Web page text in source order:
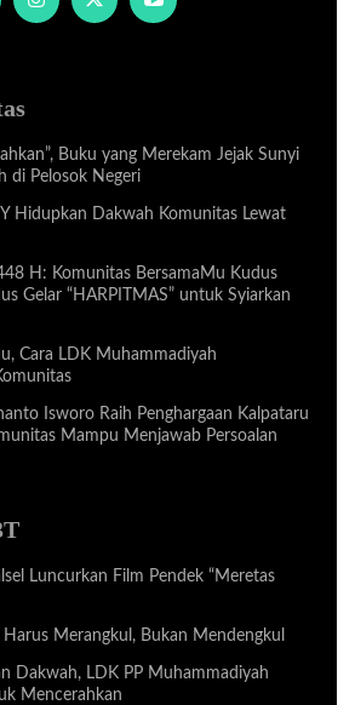
Buku yang Merekam Jejak Sunyi
di Pelosok Negeri
Hidupkan Dakwah Komunitas Lewat
H: Komunitas BersamaMu Kudus
Gelar “HARPITMAS” untuk Syiarkan
Cara LDK Muhammadiyah
Isworo Raih Penghargaan Kalpataru
Mampu Menjawab Persoalan
Luncurkan Film Pendek “Meretas
Merangkul, Bukan Mendengkul
Dakwah, LDK PP Muhammadiyah
Mencerahkan